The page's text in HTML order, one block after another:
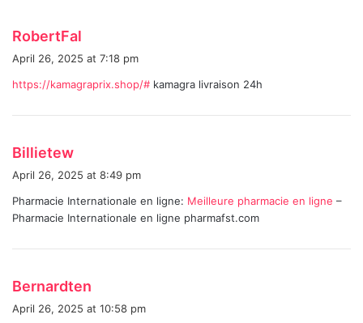
RobertFal
a
s
April 26, 2025 at 7:18 pm
https://kamagraprix.shop/# kamagra livraison 24h
Billietew
a
s
:
April 26, 2025 at 8:49 pm
Pharmacie Internationale en ligne: Meilleure pharmacie en ligne –
Pharmacie Internationale en ligne pharmafst.com
Bernardten
April 26, 2025 at 10:58 pm